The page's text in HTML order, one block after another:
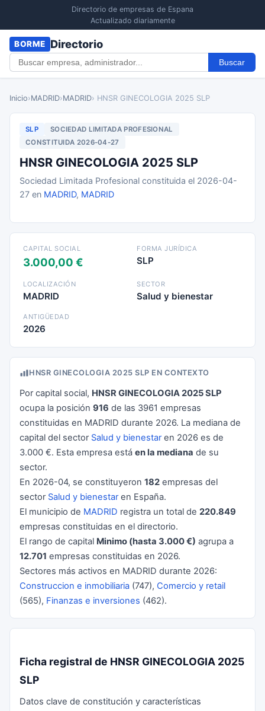
Directorio de empresas de Espana
Actualizado diariamente
BORME Directorio
Buscar
Inicio›MADRID›MADRID› HNSR GINECOLOGIA 2025 SLP
SLP
SOCIEDAD LIMITADA PROFESIONAL
CONSTITUIDA 2026-04-27
HNSR GINECOLOGIA 2025 SLP
Sociedad Limitada Profesional constituida el 2026-04-
27 en MADRID, MADRID
CAPITAL SOCIAL
3.000,00 €
FORMA JURÍDICA
SLP
LOCALIZACIÓN
MADRID
SECTOR
Salud y bienestar
ANTIGÜEDAD
2026
HNSR GINECOLOGIA 2025 SLP EN CONTEXTO
Por capital social, HNSR GINECOLOGIA 2025 SLP
ocupa la posición 916 de las 3961 empresas
constituidas en MADRID durante 2026. La mediana de
capital del sector Salud y bienestaren 2026 es de
3.000 €. Esta empresa está en la mediana de su
sector.
En 2026-04, se constituyeron 182 empresas del
sector Salud y bienestaren España.
El municipio de MADRID registra un total de 220.849
empresas constituidas en el directorio.
El rango de capital Minimo (hasta 3.000 €) agrupa a
12.701 empresas constituidas en 2026.
Sectores más activos en MADRID durante 2026:
Construccion e inmobiliaria (747), Comercio y retail
(565), Finanzas e inversiones (462).
Ficha registral de HNSR GINECOLOGIA 2025
SLP
Datos clave de constitución y características